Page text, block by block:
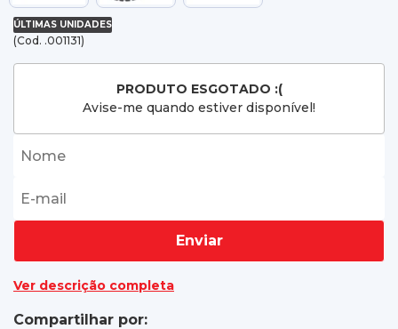
ÚLTIMAS UNIDADES
(Cod. .001131)
PRODUTO ESGOTADO :(
Avise-me quando estiver disponível!
Enviar
Ver descrição completa
Compartilhar por: